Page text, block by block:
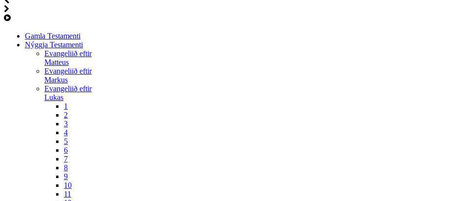
Gamla Testamenti
Nýggja Testamenti
Evangeliið eftir
Matteus
Evangeliið eftir
Markus
Evangeliið eftir
Lukas
1
2
3
4
5
6
7
8
9
10
11